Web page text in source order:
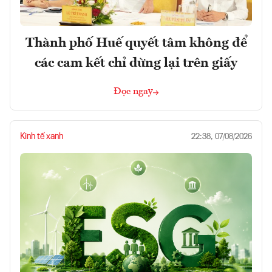
Thành phố Huế quyết tâm không để
các cam kết chỉ dừng lại trên giấy
Đọc ngay
Kinh tế xanh 22:38, 07/08/2026